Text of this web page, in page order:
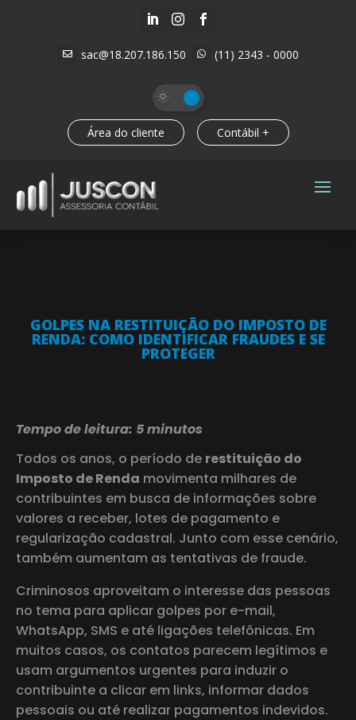
  
 sac@18.207.186.150  (11) 2343 - 0000
Área do cliente Contábil +
GOLPES NA RESTITUIÇÃO DO IMPOSTO DE
RENDA: COMO IDENTIFICAR FRAUDES E SE
PROTEGER
Tempo de leitura: 5 minutos
Todos os anos, o período de restituição do
Imposto de Renda movimenta milhares de
contribuintes em busca de informações sobre
valores a receber, lotes de pagamento e
regularização cadastral. Junto com esse cenário,
também aumentam as tentativas de fraude.
Criminosos aproveitam o interesse das pessoas
no tema para aplicar golpes por e-mail,
WhatsApp, SMS e até ligações telefônicas. Em
muitos casos, os contatos parecem legítimos e
usam argumentos urgentes para induzir o
contribuinte a clicar em links, informar dados
pessoais ou até realizar pagamentos indevidos.